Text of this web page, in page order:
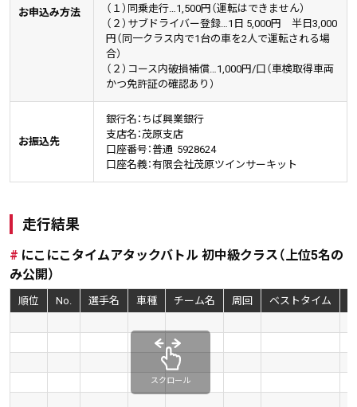
お申込み方法
（１）同乗走行…1,500円（運転はできません）
（２）サブドライバー登録…1日 5,000円 半日3,000
円（同一クラス内で1台の車を2人で運転される場
合）
（２）コース内破損補償…1,000円/口（車検取得車両
かつ免許証の確認あり）
お振込先
銀行名： ちば興業銀行
支店名：茂原支店
口座番号：普通 5928624
口座名義：有限会社茂原ツインサーキット
走行結果
にこにこタイムアタックバトル 初中級クラス（上位5名の
み公開）
順位 No. 選手名 車種 チーム名 周回 ベストタイム
スクロール